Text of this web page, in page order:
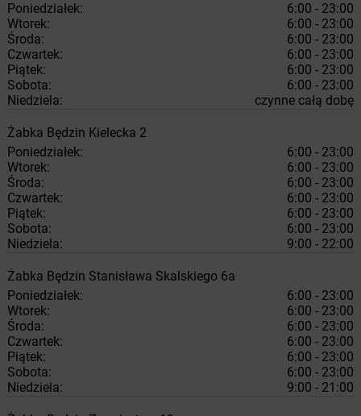
Poniedziałek:
6:00 - 23:00
Wtorek:
6:00 - 23:00
Środa:
6:00 - 23:00
Czwartek:
6:00 - 23:00
Piątek:
6:00 - 23:00
Sobota:
6:00 - 23:00
Niedziela:
czynne całą dobę
Żabka Będzin Kielecka 2
Poniedziałek:
6:00 - 23:00
Wtorek:
6:00 - 23:00
Środa:
6:00 - 23:00
Czwartek:
6:00 - 23:00
Piątek:
6:00 - 23:00
Sobota:
6:00 - 23:00
Niedziela:
9:00 - 22:00
Żabka Będzin Stanisława Skalskiego 6a
Poniedziałek:
6:00 - 23:00
Wtorek:
6:00 - 23:00
Środa:
6:00 - 23:00
Czwartek:
6:00 - 23:00
Piątek:
6:00 - 23:00
Sobota:
6:00 - 23:00
Niedziela:
9:00 - 21:00